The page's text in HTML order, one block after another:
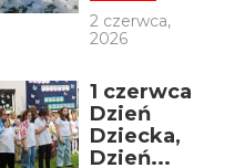
2 czerwca,
2026
1 czerwca
Dzień
Dziecka,
Dzień...